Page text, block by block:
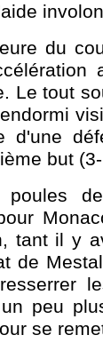
du
Le tout
d'une
but
tant il y
de
peu
se